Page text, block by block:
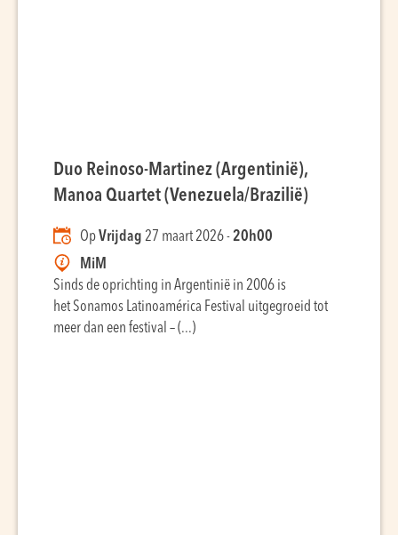
Duo Reinoso-Martinez (Argentinië),
Manoa Quartet (Venezuela/Brazilië)
OpVrijdag 27 maart 2026 -20h00
MiM
Sinds de oprichting in Argentinië in 2006 is
het Sonamos Latinoamérica Festival uitgegroeid tot
meer dan een festival – (...)